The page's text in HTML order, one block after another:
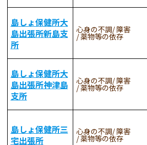
島しょ保健所大
島出張所新島支
所
心身の不調 障害
薬物等の依存
島しょ保健所大
島出張所神津島
支所
心身の不調 障害
薬物等の依存
島しょ保健所三
宅出張所
心身の不調 障害
薬物等の依存